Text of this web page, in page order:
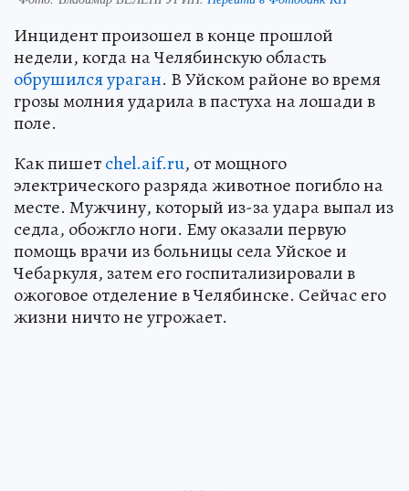
Инцидент произошел в конце прошлой
недели, когда на Челябинскую область
обрушился ураган. В Уйском районе во время
грозы молния ударила в пастуха на лошади в
поле.
Как пишетchel.aif.ru, от мощного
электрического разряда животное погибло на
месте. Мужчину, который из-за удара выпал из
седла, обожгло ноги. Ему оказали первую
помощь врачи из больницы села Уйское и
Чебаркуля, затем его госпитализировали в
ожоговое отделение в Челябинске. Сейчас его
жизни ничто не угрожает.